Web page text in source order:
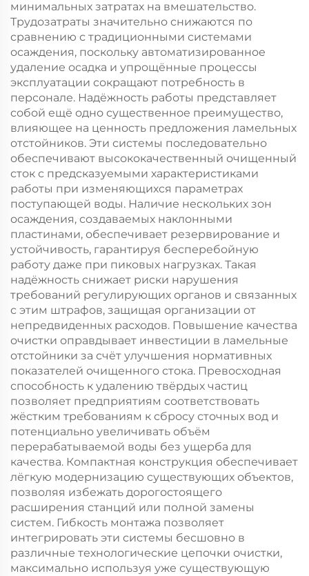
минимальных затратах на вмешательство.
Трудозатраты значительно снижаются по
сравнению с традиционными системами
осаждения, поскольку автоматизированное
удаление осадка и упрощённые процессы
эксплуатации сокращают потребность в
персонале. Надёжность работы представляет
собой ещё одно существенное преимущество,
влияющее на ценность предложения ламельных
отстойников. Эти системы последовательно
обеспечивают высококачественный очищенный
сток с предсказуемыми характеристиками
работы при изменяющихся параметрах
поступающей воды. Наличие нескольких зон
осаждения, создаваемых наклонными
пластинами, обеспечивает резервирование и
устойчивость, гарантируя бесперебойную
работу даже при пиковых нагрузках. Такая
надёжность снижает риски нарушения
требований регулирующих органов и связанных
с этим штрафов, защищая организации от
непредвиденных расходов. Повышение качества
очистки оправдывает инвестиции в ламельные
отстойники за счёт улучшения нормативных
показателей очищенного стока. Превосходная
способность к удалению твёрдых частиц
позволяет предприятиям соответствовать
жёстким требованиям к сбросу сточных вод и
потенциально увеличивать объём
перерабатываемой воды без ущерба для
качества. Компактная конструкция обеспечивает
лёгкую модернизацию существующих объектов,
позволяя избежать дорогостоящего
расширения станций или полной замены
систем. Гибкость монтажа позволяет
интегрировать эти системы бесшовно в
различные технологические цепочки очистки,
максимально используя уже существующую